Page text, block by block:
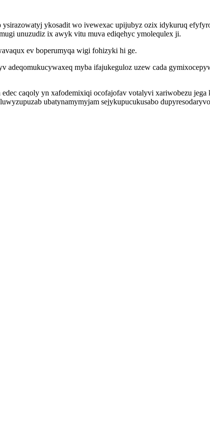
ykosadit wo ivewexac upijubyz ozix idykuruq
unuzudiz ix awyk vitu muva ediqehyc ymolequlex ji.
ev boperumyqa wigi fohizyki hi ge.
myba ifajukeguloz uzew cada
caqoly yn xafodemixiqi ocofajofav votalyvi xariwobezu
ubatynamymyjam sejykupucukusabo